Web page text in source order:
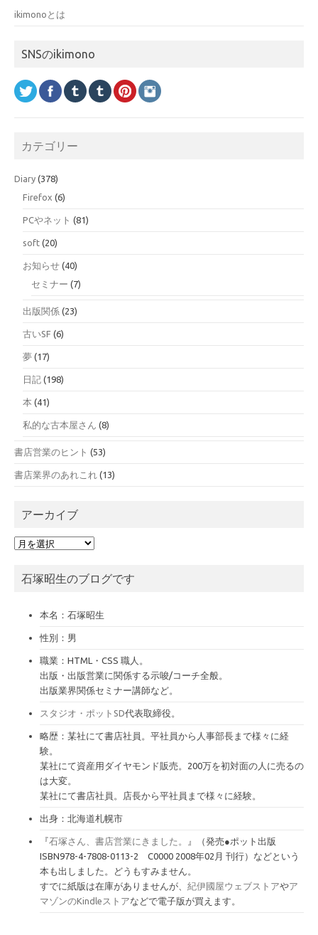
ikimonoとは
SNSのikimono
カテゴリー
Diary (378)
Firefox (6)
PCやネット (81)
soft (20)
お知らせ (40)
セミナー (7)
出版関係 (23)
古いSF (6)
夢 (17)
日記 (198)
本 (41)
私的な古本屋さん (8)
書店営業のヒント (53)
書店業界のあれこれ (13)
アーカイブ
ア
イ石塚昭生のブログです
本名：石塚昭生
性別：男
職業：HTML・CSS 職人。
出版・出版営業に関係する示唆/コーチ全般。
出版業界関係セミナー講師など。
スタジオ・ポットSD代表取締役。
略歴：某社にて書店社員。平社員から人事部長まで様々に経
験。
某社にて資産用ダイヤモンド販売。200万を初対面の人に売るの
は大変。
某社にて書店社員。店長から平社員まで様々に経験。
出身：北海道札幌市
『石塚さん、書店営業にきました。
』（発売●ポット出版
ISBN978-4-7808-0113-2 C0000 2008年02月 刊行）などという
本も出しました。どうもすみません。
すでに紙版は在庫がありませんが、 紀伊國屋ウェブストアやア
マゾンのKindleストアなどで電子版が買えます。